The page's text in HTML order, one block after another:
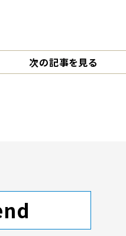
次の記事を見る